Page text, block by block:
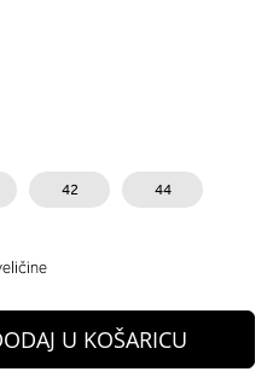
42 44
U KOŠARICU